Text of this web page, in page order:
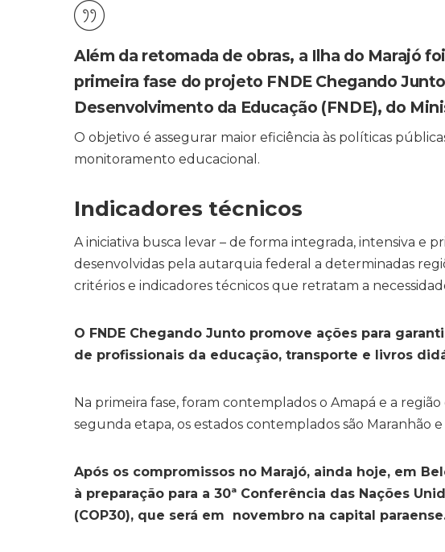
Além da retomada de obras, a Ilha do Marajó
primeira fase do projeto FNDE Chegando
Desenvolvimento da Educação (FNDE), do
O objetivo é assegurar maior eficiência às políticas
monitoramento educacional.
Indicadores técnicos
A iniciativa busca levar – de forma integrada, intensiva e
desenvolvidas pela autarquia federal a determinadas
critérios e indicadores técnicos que retratam a
O FNDE Chegando Junto promove ações para
de profissionais da educação, transporte e livros
Na primeira fase, foram contemplados o Amapá e a região
segunda etapa, os estados contemplados são Maranhão e
Após os compromissos no Marajó, ainda hoje, em
à preparação para a 30ª Conferência das Nações
(COP30), que será em novembro na capital